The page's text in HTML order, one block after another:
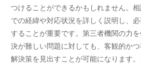
つけることができるかもしれません。
での経緯や対応状況を詳しく説明し、
することが重要です。第三者機関の力
決が難しい問題に対しても、客観的か
解決策を見出すことが可能になります